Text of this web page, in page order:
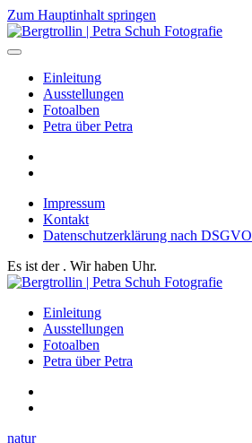
Zum Hauptinhalt springen
Einleitung
Ausstellungen
Fotoalben
Petra über Petra
Impressum
Kontakt
Datenschutzerklärung nach DSGVO
Es ist der . Wir haben Uhr.
Einleitung
Ausstellungen
Fotoalben
Petra über Petra
natur